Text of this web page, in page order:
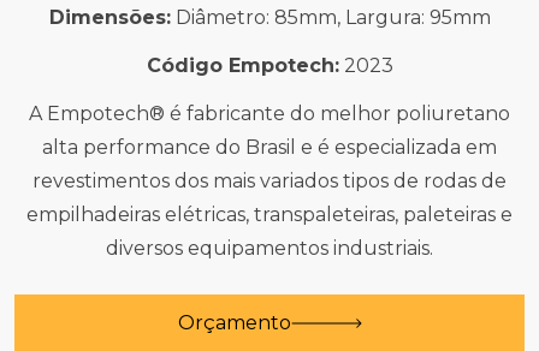
Dimensões:Diâmetro: 85mm, Largura: 95mm
Código Empotech:2023
A Empotech® é fabricante do melhor poliuretano
alta performance do Brasil e é especializada em
revestimentos dos mais variados tipos de rodas de
empilhadeiras elétricas, transpaleteiras, paleteiras e
diversos equipamentos industriais.
Orçamento